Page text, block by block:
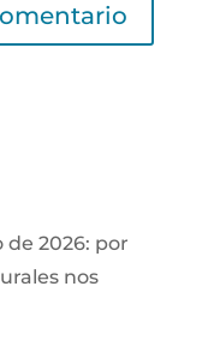
de 2026: por
nos